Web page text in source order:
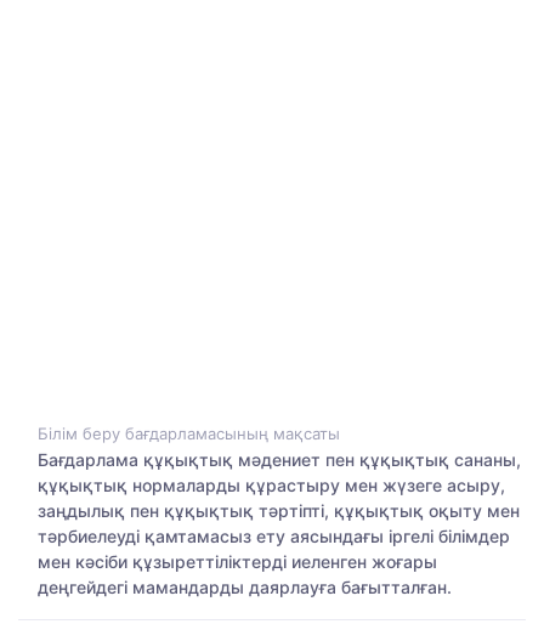
Білім беру бағдарламасының мақсаты
Бағдарлама құқықтық мәдениет пен құқықтық сананы,
құқықтық нормаларды құрастыру мен жүзеге асыру,
заңдылық пен құқықтық тәртіпті, құқықтық оқыту мен
тәрбиелеуді қамтамасыз ету аясындағы іргелі білімдер
мен кәсіби құзыреттіліктерді иеленген жоғары
деңгейдегі мамандарды даярлауға бағытталған.